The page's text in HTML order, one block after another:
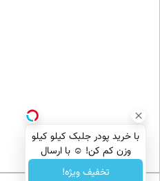
با خرید پودر جلبک کیلو کیلو
وزن کم کن! ☺ با ارسال
رایگان
تخفیف ویژه!